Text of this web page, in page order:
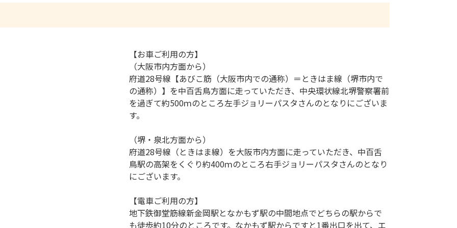
【お車ご利用の方】
（大阪市内方面から）
府道28号線【あびこ筋（大阪市内での通称）＝ときはま線（堺市内で
の通称）】を中百舌鳥方面に走っていただき、中央環状線北堺警察署前
を過ぎて約500ｍのところ左手ジョリーパスタさんのとなりにございま
す。
（堺・泉北方面から）
府道28号線（ときはま線）を大阪市内方面に走っていただき、中百舌
鳥駅の高架をくぐり約400ｍのところ右手ジョリーパスタさんのとなり
にございます。
【電車ご利用の方】
地下鉄御堂筋線新金岡駅となかもず駅の中間地点でどちらの駅からで
も徒歩約10分のところです。なかもず駅からですと1番出口を出て、エ